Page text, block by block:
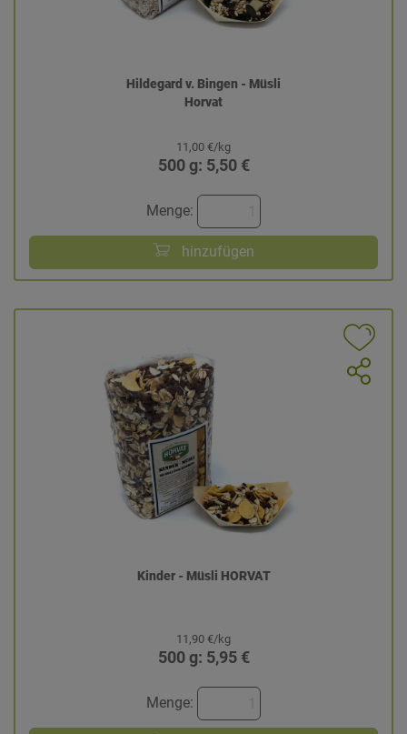
Hildegard v. Bingen - Müsli
Horvat
11,00 €/kg
500 g: 5,50 €
Menge:
hinzufügen
Kinder - Müsli HORVAT
11,90 €/kg
500 g: 5,95 €
Menge: